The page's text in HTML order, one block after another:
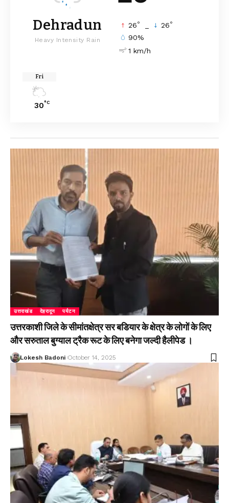
Dehradun
Heavy Intensity Rain
26° 26°
90%
1 km/h
Fri
30°C
उत्तराखंड देहरादून पर्यटन
उत्तरकाशी जिले के सीमांतक्षेत्र सर बडियार के क्षेत्र के लोगों के लिए
और सरुताल बुग्याल ट्रैक रूट के लिए बनेगा जल्दी हैलीपेड ।
Lokesh Badoni October 14, 2025